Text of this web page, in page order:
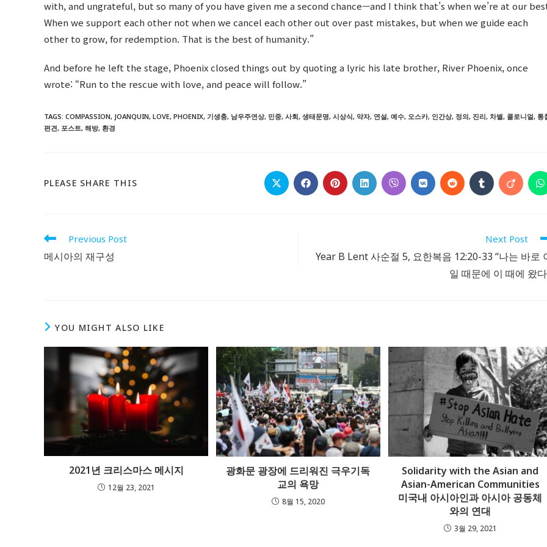
with, and ungrateful, but so many of you have given me a second chance—and I think that’s when we’re at our
When we support each other not when we cancel each other out over past mistakes, but when we guide each
other to grow, for redemption. That is the best of humanity.”
And before he left the stage, Phoenix closed things out by quoting a lyric his late brother, River Phoenix, once
wrote: “Run to the rescue with love, and peace will follow.”
TAGS: COMPASSION, JOANQUIN, LOVE, PHOENIX, 기생충, 남우주연상, 민중, 사회, 생태문명, 시상식, 약자, 연설, 예수, 오스카, 인간상, 정의, 진리, 차별, 콜로니얼, 통
편견, 포스트, 해방, 환경
PLEASE SHARE THIS Opens
in
Opens
in
Opens
in
Opens
in
Opens
in
Opens
in
Opens
in
Opens
in
Opens
in in
Read
articles
Previous Post
메시아의 재구성
Next Post
Year B Lent 사순절 5, 요한복음 12:20-33 “나는 바로
일 때문에 이 때에 왔다
YOU MIGHT ALSO LIKE
2021년 크리스마스 메시지
12월 23, 2021
광화문 광장에 드리워진 극우기독
교의 욕망
8월 15, 2020
Solidarity with the Asian and
Asian-American Communities
미국내 아시아인과 아시아 공동체
와의 연대
3월 29, 2021
Ecological Civilization
Higher Education
Homily
Meditation
The Podcast
APPLE PODCASTS
GOOGLE
PODCASTS
SPOTIFY
Follow @RevDongwoo